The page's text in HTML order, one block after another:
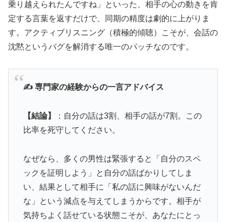
乗り越えられたんですね」といった、相手の心の動きを肯
定する言葉を返すだけで、同期の精度は劇的に上がりま
す。アクティブリスニング（積極的傾聴）こそが、会話の
沈黙というバグを解消する唯一のパッチなのです。
✍️ 専門家の経験からの一言アドバイス
【結論】
：自分の話は3割、相手の話が7割。この
比率を死守してください。
なぜなら、多くの男性は緊張すると「自分のスペ
ックを証明しよう」と自分の話ばかりしてしま
い、結果として相手に「私の話に興味がないんだ
な」という減点を与えてしまうからです。相手が
気持ちよく話せている状態こそが、あなたにとっ